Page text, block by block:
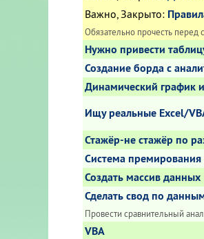
Важно,Закрыто:
Обязательно прочесть перед
Нужно привести
Создание борда с
Динамический график
Ищу реальные Excel/
Стажёр-не стажёр по
Система премирования
Создать массив данных
Сделать свод по
Провести сравнительный
VBA